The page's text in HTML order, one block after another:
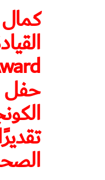
حفل